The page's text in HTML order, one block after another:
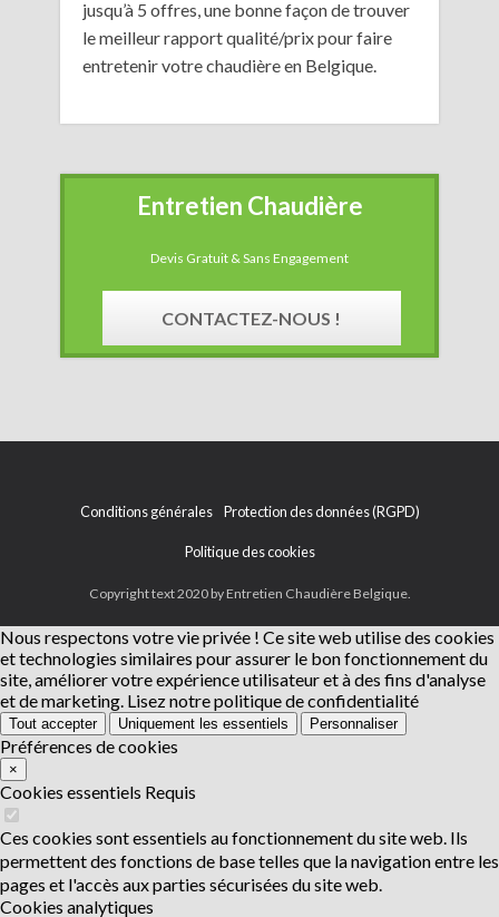
jusqu’à 5 offres, une bonne façon de trouver
le meilleur rapport qualité/prix pour faire
entretenir votre chaudière en Belgique.
Entretien Chaudière
Devis Gratuit & Sans Engagement
CONTACTEZ-NOUS !
Conditions générales Protection des données (RGPD)
Politique des cookies
Copyright text 2020 by Entretien Chaudière Belgique.
Nous respectons votre vie privée ! Ce site web utilise des cookies
et technologies similaires pour assurer le bon fonctionnement du
site, améliorer votre expérience utilisateur et à des fins d'analyse
et de marketing. Lisez notre politique de confidentialité
Tout accepter Uniquement les essentiels Personnaliser
Préférences de cookies
×
Cookies essentiels Requis
Ces cookies sont essentiels au fonctionnement du site web. Ils
permettent des fonctions de base telles que la navigation entre les
pages et l'accès aux parties sécurisées du site web.
Cookies analytiques